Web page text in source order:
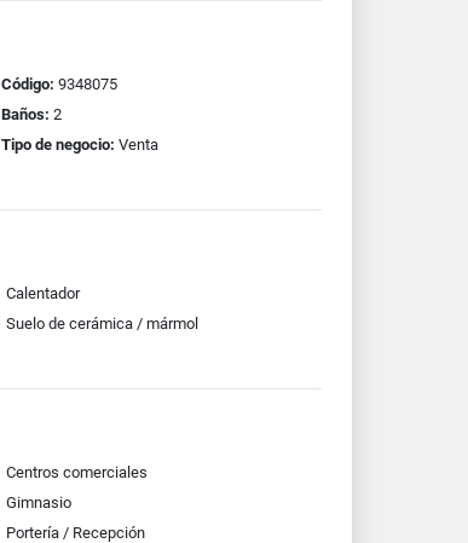
Código: 9348075
Baños: 2
Tipo de negocio: Venta
Calentador
Suelo de cerámica / mármol
Centros comerciales
Gimnasio
Portería / Recepción